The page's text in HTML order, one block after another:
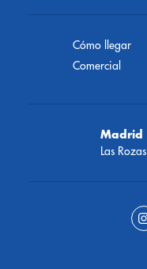
Cómo llegar
Comercial
Madrid
Las Rozas